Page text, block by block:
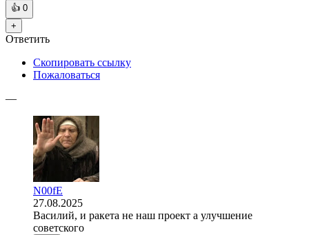
👍 0
+
Ответить
Скопировать ссылку
Пожаловаться
—
N00fE
27.08.2025
Василий, и ракета не наш проект а улучшение
советского